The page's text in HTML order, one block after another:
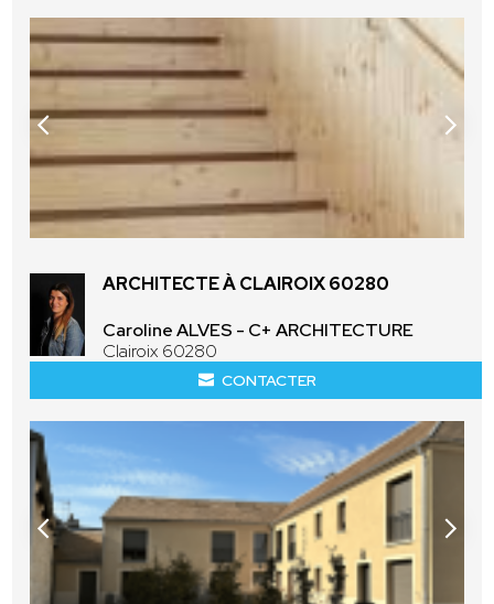
ARCHITECTE À CLAIROIX 60280
Caroline ALVES - C+ ARCHITECTURE
Clairoix 60280
CONTACTER